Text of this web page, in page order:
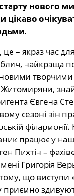
нового
цікаво
– якраз час
найкраща
новими творчими
Євгена
сезоні він
працює у
Пихтін –
Григорія
що виступи